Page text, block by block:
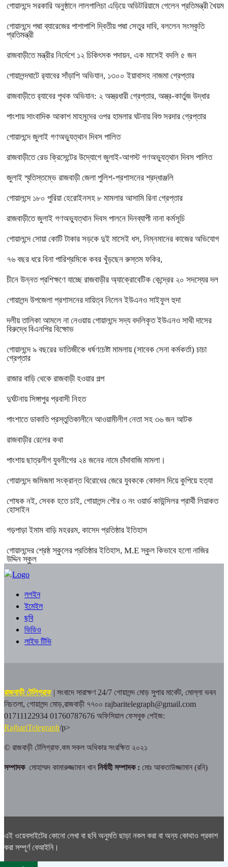
গোয়ালন্দে সরকারি অনুষ্ঠানে লালগালিচা এড়িয়ে অডিটরিয়ামে গেলেন প্রতিমন্ত্রী খৈয়ম
গোয়ালন্দে পদ্মা ব্যারেজের পাশাপাশি দ্বিতীয় পদ্মা সেতুর দাবি, বললেন সংস্কৃতি
প্রতিমন্ত্রী
রাজবাড়ীতে মন্ত্রীর নির্দেশে ১২ চিকিৎসক পদায়ন, এক মাসেই বদলি ৫ জন
গোয়ালন্দঘাটে র‌্যাবের সাঁড়াশি অভিযান, ১৩০০ ইয়াবাসহ নাজমা গ্রেপ্তার
রাজবাড়ীতে র‌্যাবের পৃথক অভিযান: ২ অস্ত্রধারী গ্রেপ্তার, অস্ত্র-কার্তুজ উদ্ধার
পাংশায় সাংবাদিক আকাশ মাহমুদের ওপর হামলার ঘটনায় বিশু সরদার গ্রেপ্তার
গোয়ালন্দে জুলাই গণঅভ্যুত্থান দিবস পালিত
রাজবাড়ীতে রেড ক্রিসেন্টের উদ্যোগে জুলাই-আগস্ট গণঅভ্যুত্থান দিবস পালিত
জুলাই স্মৃতিস্তম্ভে রাজবাড়ী জেলা পুলিশ-প্রশাসনের শ্রদ্ধাঞ্জলি
গোয়ালন্দে ১৮০ পুরিয়া হেরোইনসহ ৮ মামলার আসামি রিনা গ্রেপ্তার
রাজবাড়ীতে জুলাই গণঅভ্যুত্থান দিবস পালনে দিনব্যাপী নানা কর্মসূচি
গোয়ালন্দে সোয়া কোটি টাকার সড়কে দুই মাসেই ধস, নিম্নমানের কাজের অভিযোগ
৭৬ বছর ধরে বিনা পারিশ্রমিকে কবর খুঁড়ছেন রুস্তম ফকির,
চীনে উন্নত প্রশিক্ষণে যাচ্ছে রাজবাড়ীর অ্যাক্রোবেটিক কেন্দ্রের ২০ সদস্যের দল
গোয়ালন্দ উপজেলা প্রশাসনের দায়িত্ব নিলেন ইউএনও সাইফুল হুদা
দলীয় তালিকা আমলে না নেওয়ায় গোয়ালন্দে সদ্য বদলিকৃত ইউএনও সাথী দাসের
বিরুদ্ধে বিএনপির বিক্ষোভ
গোয়ালন্দে ৯ বছরের ভাতিজীকে ধর্ষণচেষ্টা মামলায় (সাবেক সেনা কর্মকর্তা) চাচা
গ্রেপ্তার
রাজার বাড়ি থেকে রাজবাড়ী হওয়ার গল্প
দুর্ঘটনায় সিঙ্গাপুর প্রবাসী নিহত
পাংশাতে ডাকাতি প্রস্তুতিকালীনে আওয়ামীলীগ নেতা সহ ৩৬ জন আটক
রাজবাড়ীর রেলের কথা
পাংশায় ছাত্রলীগ যুবলীগের ২৪ জনের নামে চাঁদাবাজি মামলা।
গোয়ালন্দে জমিজমা সংক্রান্ত বিরোধের জেরে যুবককে কোদাল দিয়ে কুপিয়ে হত্যা
শোষক নই, সেবক হতে চাই, গোয়ালন্দ পৌর ৩ নং ওয়ার্ড কাউন্সিলর প্রার্থী লিয়াকত
হোসাইন
গড়পাড়া ইমাম বাড়ি মহররম, কাসেদ প্রতিষ্ঠার ইতিহাস
গোয়ালন্দের শ্রেষ্ঠ স্কুলের প্রতিষ্ঠার ইতিহাস, M.E স্কুল কিভাবে হলো নাজির
উদ্দিন স্কুল
লগইন
ইমেইল
ছবি
ভিডিও
লাইভ টিভি
রাজবাড়ী টেলিগ্রাফ | সংবাদে সারাক্ষণ 24/7 গোয়ালন্দ মোড় সুপার মার্কেট, মোল্লা ভবন
নিচতলা, গোয়ালন্দ মোড়,রাজবাড়ী ৭৭০০ rajbaritelegraph@gmail.com
01711122934 01760787676 অফিসিয়াল ফেসবুক পেইজ:
RajbariTelegraph/p>
© রাজবাড়ী টেলিগ্রাফ.কম সকল অধিকার সংরক্ষিত ২০২১
সম্পাদক মোহাম্মদ কামারুজ্জামান খান নির্বাহী সম্পাদক : মোঃ আকতাউজ্জামান (রনি)
এই ওয়েবসাইটের কোনো লেখা বা ছবি অনুমতি ছাড়া নকল করা বা অন্য কোথাও প্রকাশ
করা সম্পূর্ণ বেআইনি।